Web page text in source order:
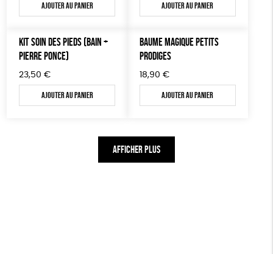
Ajouter au panier Ajouter au panier
KIT SOIN DES PIEDS (BAIN +
PIERRE PONCE)
23,50 €
Ajouter au panier
BAUME MAGIQUE PETITS
PRODIGES
18,90 €
Ajouter au panier
AFFICHER PLUS